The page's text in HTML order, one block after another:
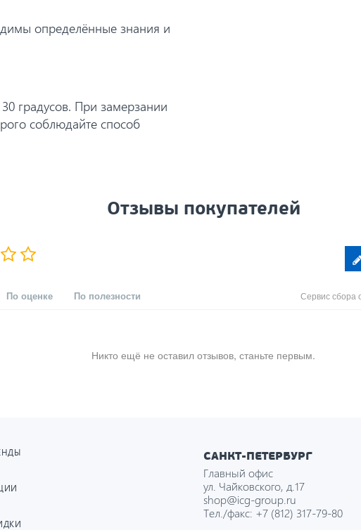
определённые знания и
градусов. При замерзании
соблюдайте способ
Отзывы покупателей
По оценке По полезности Сервис сбора
Никто ещё не оставил отзывов, станьте первым.
САНКТ-ПЕТЕРБУРГ
Главный офис
ул. Чайковского, д.17
shop@icg-group.ru
Тел./факс: +7 (812) 317-79-80